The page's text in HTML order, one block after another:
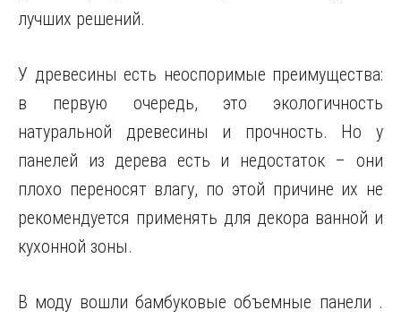
лучших решений.
У древесины есть неоспоримые преимущества:
в первую очередь, это экологичность
натуральной древесины и прочность. Но у
панелей из дерева есть и недостаток – они
плохо переносят влагу, по этой причине их не
рекомендуется применять для декора ванной и
кухонной зоны.
В моду вошли бамбуковые объемные панели .